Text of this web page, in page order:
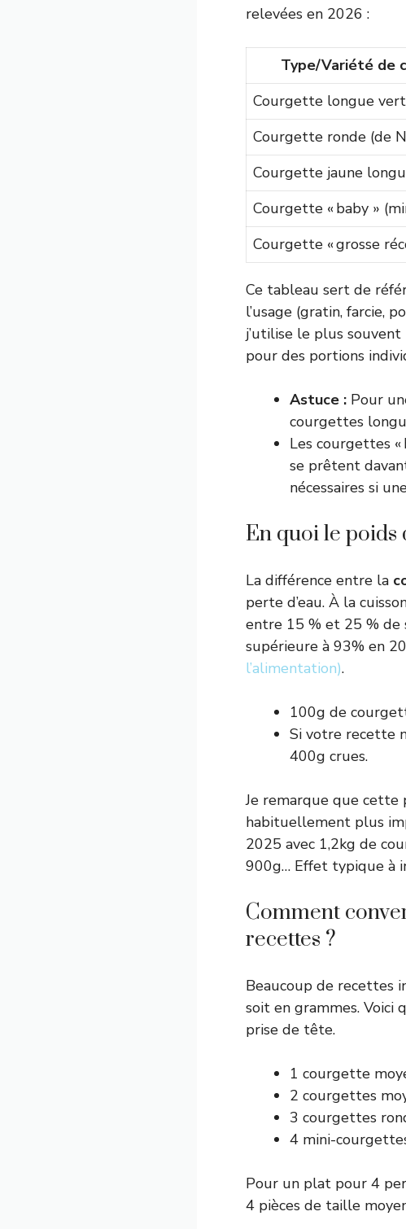
relevées en 2026 :
Type/Variété de
Courgette longue
Courgette ronde (de
Courgette jaune
Courgette « baby »
Courgette « grosse
Ce tableau sert de
l’usage (gratin, farcie,
j’utilise le plus
pour des portions
Astuce : Pour
courgettes
Les courgettes
se prêtent
nécessaires si
En quoi le poids
La différence entre la
perte d’eau. À la
entre 15 % et 25 % de
supérieure à 93% en
l’alimentation).
100g de
Si votre recette
400g crues.
Je remarque que cette
habituellement plus
2025 avec 1,2kg de
900g… Effet typique à
Comment
recettes ?
Beaucoup de recettes
soit en grammes. Voici
prise de tête.
1 courgette
2 courgettes
3 courgettes
4 mini-
Pour un plat pour 4
4 pièces de taille